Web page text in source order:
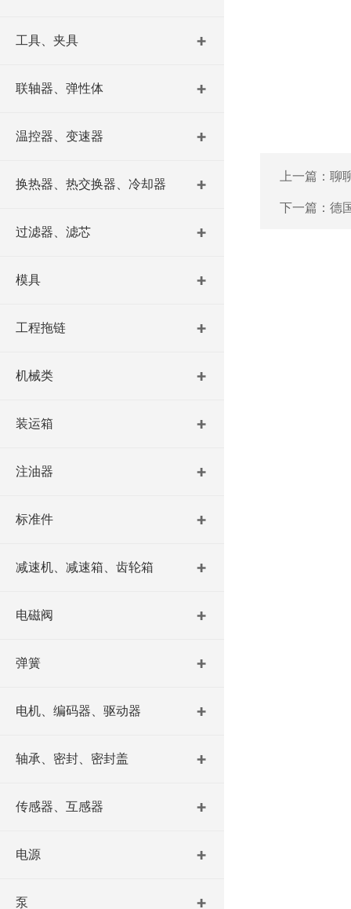
工具、夹具
联轴器、弹性体
温控器、变速器
换热器、热交换器、冷却器
过滤器、滤芯
模具
工程拖链
机械类
装运箱
注油器
标准件
减速机、减速箱、齿轮箱
电磁阀
弹簧
电机、编码器、驱动器
轴承、密封、密封盖
传感器、互感器
电源
泵
上一篇： 聊
下一篇： 德